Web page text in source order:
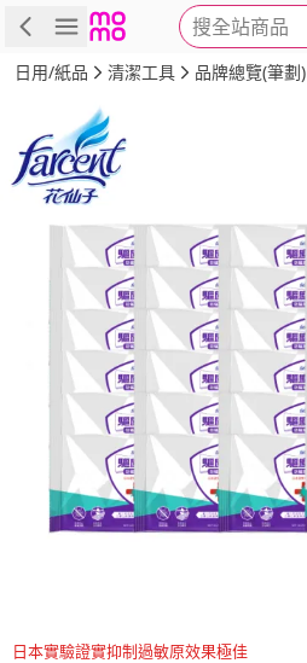
搜全站商品
商品 評價 詳情
日用/紙品 清潔工具 品牌總覽(筆劃)
日本實驗證實抑制過敏原效果極佳